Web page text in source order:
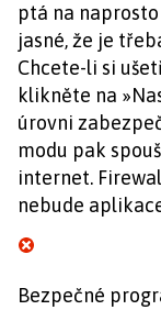
ptá na
jasné, že je
Chcete-li si
klikněte na
úrovni
modu pak
internet.
nebude
Bezpečné